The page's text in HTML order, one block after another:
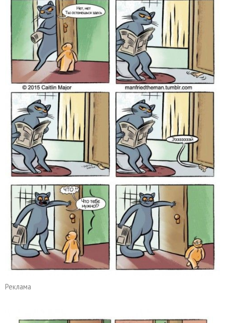
Реклама